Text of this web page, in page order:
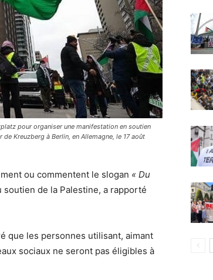
pour organiser une manifestation en soutien
Kreuzberg à Berlin, en Allemagne, le 17 août
ou commentent le slogan « Du
de la Palestine, a rapporté
que les personnes utilisant, aimant
sociaux ne seront pas éligibles à